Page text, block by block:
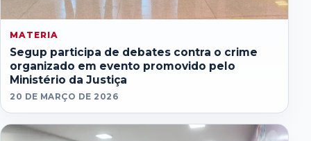
MATERIA
Segup participa de debates contra o crime
organizado em evento promovido pelo
Ministério da Justiça
20 DE MARÇO DE 2026